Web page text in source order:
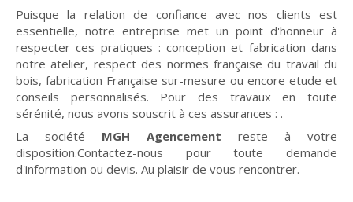
Puisque la relation de confiance avec nos clients est
essentielle, notre entreprise met un point d'honneur à
respecter ces pratiques : conception et fabrication dans
notre atelier, respect des normes française du travail du
bois, fabrication Française sur-mesure ou encore etude et
conseils personnalisés. Pour des travaux en toute
sérénité, nous avons souscrit à ces assurances : .
La société MGH Agencement reste à votre
disposition.Contactez-nous pour toute demande
d'information ou devis. Au plaisir de vous rencontrer.